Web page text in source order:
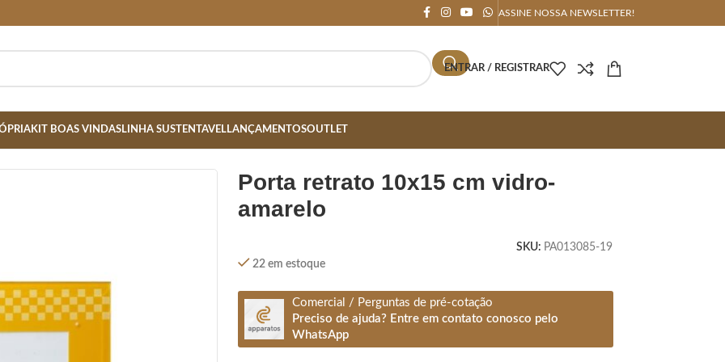
ASSINE NOSSA NEWSLETTER!
ENTRAR / REGISTRAR
KIT BOAS VINDASLINHA SUSTENTAVELLANÇAMENTOSOUTLET
porta retrato 10x15 cm vidro-
amarelo
SKU: PA013085-19
22 em estoque
Comercial / Perguntas de pré-cotação
Preciso de ajuda? Entre em contato conosco pelo
WhatsApp